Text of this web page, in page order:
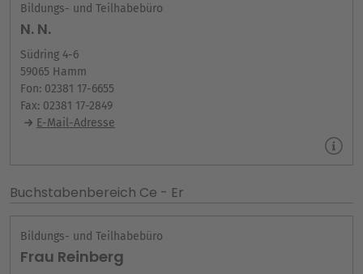
Bildungs- und Teilhabebüro
N. N.
Südring 4-6
59065 Hamm
Fon: 02381 17-6655
Fax: 02381 17-2849
E-Mail-Adresse
Buchstabenbereich Ce - Er
Bildungs- und Teilhabebüro
Frau Reinberg